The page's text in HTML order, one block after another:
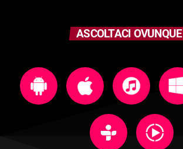
ASCOLTACI OVUNQUE